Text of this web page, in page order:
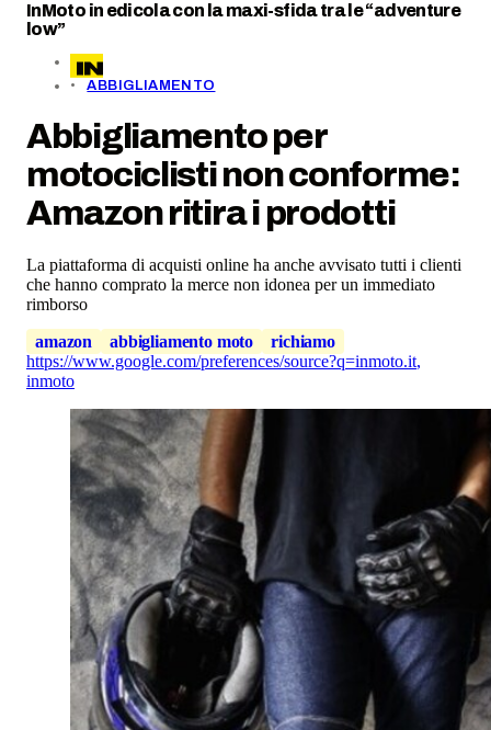
InMoto in edicola con la maxi-sfida tra le “adventure
low”
ABBIGLIAMENTO
Abbigliamento per
motociclisti non conforme:
Amazon ritira i prodotti
La piattaforma di acquisti online ha anche avvisato tutti i clienti
che hanno comprato la merce non idonea per un immediato
rimborso
amazon
abbigliamento moto
richiamo
https://www.google.com/preferences/source?q=inmoto.it,
inmoto